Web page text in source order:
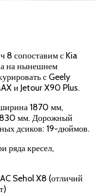
8 сопоставим с Kia
на нынешнем
с Geely
и Jetour X90 Plus.
1870 мм,
мм. Дорожный
дсиков: 19-дюймов.
ряда кресел,
Sehol X8 (отличий